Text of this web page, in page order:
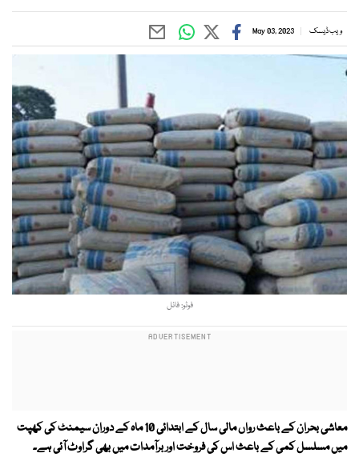
ویب ڈیسک May 03, 2023
فوٹو: فائل
معاشی بحران کے باعث رواں مالی سال کے ابتدائی 10 ماہ کے دوران سیمنٹ کی کھپت
میں مسلسل کمی کے باعث اس کی فروخت اور برآمدات میں بھی گراوٹ آئی ہے۔